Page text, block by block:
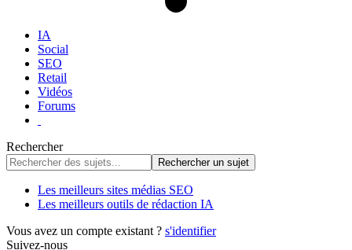
IA
Social
SEO
Retail
Vidéos
Forums
Rechercher
Les meilleurs sites médias SEO
Les meilleurs outils de rédaction IA
Vous avez un compte existant ? s'identifier
Suivez-nous